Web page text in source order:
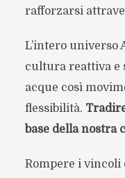
rafforzarsi
L’intero universo
cultura reattiva e
acque così
flessibilità.
base della nostra
Rompere i